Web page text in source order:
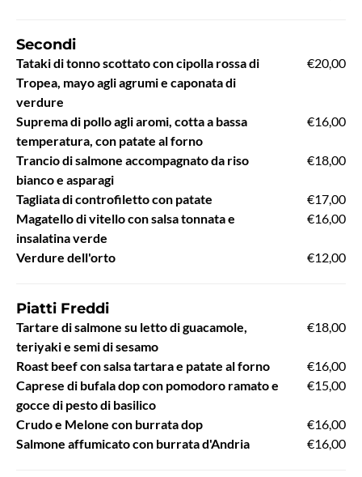
Secondi
Tataki di tonno scottato con cipolla rossa di
Tropea, mayo agli agrumi e caponata di
verdure
€20,00
Suprema di pollo agli aromi, cotta a bassa
temperatura, con patate al forno
€16,00
Trancio di salmone accompagnato da riso
bianco e asparagi
€18,00
Tagliata di controfiletto con patate
€17,00
Magatello di vitello con salsa tonnata e
insalatina verde
€16,00
Verdure dell'orto €12,00
Piatti Freddi
Tartare di salmone su letto di guacamole,
teriyaki e semi di sesamo
€18,00
Roast beef con salsa tartara e patate al forno
€16,00
Caprese di bufala dop con pomodoro ramato e
gocce di pesto di basilico
€15,00
Crudo e Melone con burrata dop
€16,00
Salmone affumicato con burrata d'Andria
€16,00